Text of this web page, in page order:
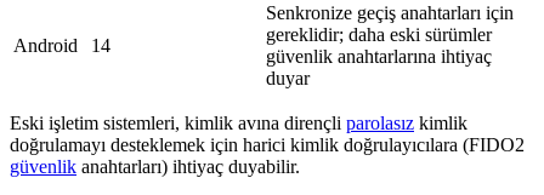
Android 14
Senkronize geçiş anahtarları için
gereklidir; daha eski sürümler
güvenlik anahtarlarına ihtiyaç
duyar
Eski işletim sistemleri, kimlik avına dirençli parolasız kimlik
doğrulamayı desteklemek için harici kimlik doğrulayıcılara (FIDO2
güvenlik anahtarları) ihtiyaç duyabilir.